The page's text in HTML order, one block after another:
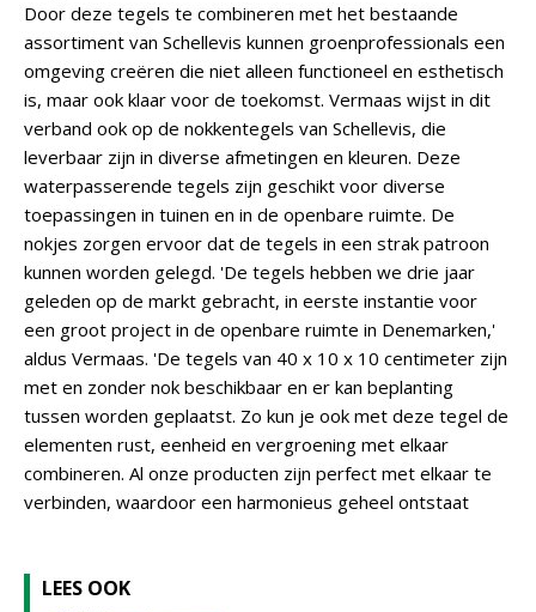
Door deze tegels te combineren met het bestaande
assortiment van Schellevis kunnen groenprofessionals een
omgeving creëren die niet alleen functioneel en esthetisch
is, maar ook klaar voor de toekomst. Vermaas wijst in dit
verband ook op de nokkentegels van Schellevis, die
leverbaar zijn in diverse afmetingen en kleuren. Deze
waterpasserende tegels zijn geschikt voor diverse
toepassingen in tuinen en in de openbare ruimte. De
nokjes zorgen ervoor dat de tegels in een strak patroon
kunnen worden gelegd. 'De tegels hebben we drie jaar
geleden op de markt gebracht, in eerste instantie voor
een groot project in de openbare ruimte in Denemarken,'
aldus Vermaas. 'De tegels van 40 x 10 x 10 centimeter zijn
met en zonder nok beschikbaar en er kan beplanting
tussen worden geplaatst. Zo kun je ook met deze tegel de
elementen rust, eenheid en vergroening met elkaar
combineren. Al onze producten zijn perfect met elkaar te
verbinden, waardoor een harmonieus geheel ontstaat
LEES OOK